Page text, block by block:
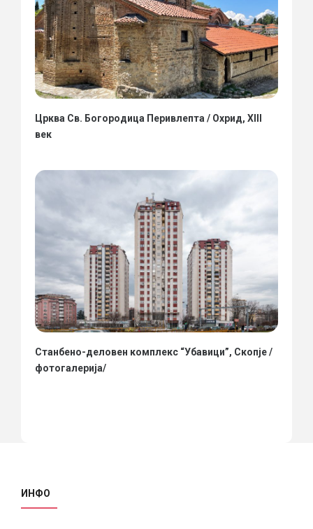
Црква Св. Богородица Перивлепта / Охрид, XIII
век
Станбено-деловен комплекс “Убавици”, Скопје /
фотогалерија/
ИНФО